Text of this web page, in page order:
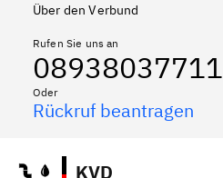
Über den Verbund
Rufen Sie uns an
08938037711
Oder
Rückruf beantragen
KVD